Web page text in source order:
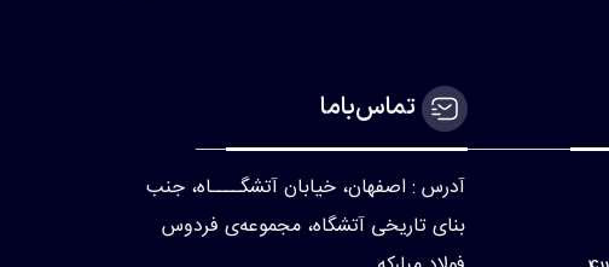
تماس‌با‌ما
آدرس : اصفهان، خیابان آتشگــــاه، جنب
بنای تاریخی آتشگاه، مجموعه‌ی فردوس